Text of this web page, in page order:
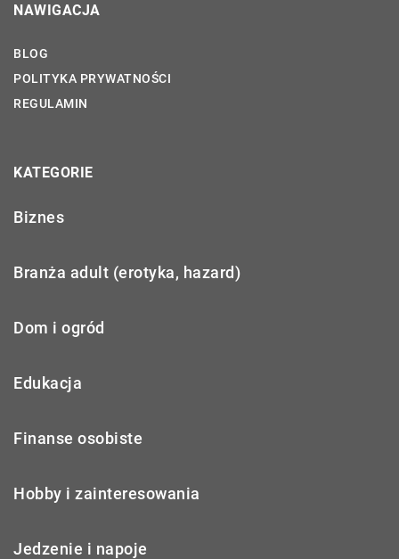
NAWIGACJA
BLOG
POLITYKA PRYWATNOŚCI
REGULAMIN
KATEGORIE
Biznes
Branża adult (erotyka, hazard)
Dom i ogród
Edukacja
Finanse osobiste
Hobby i zainteresowania
Jedzenie i napoje